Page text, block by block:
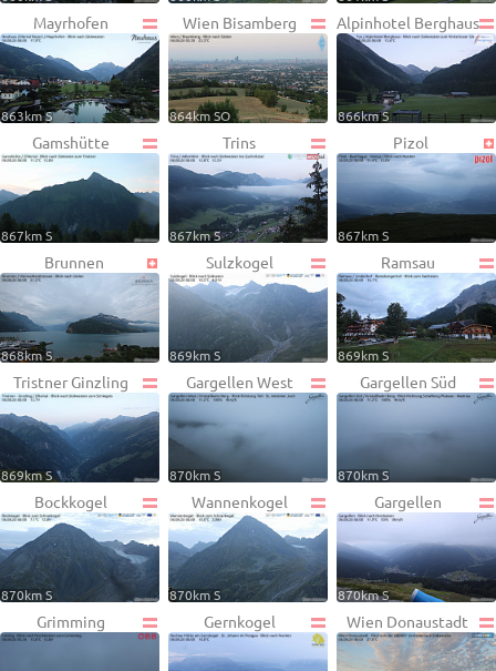
Mayrhofen
863km S
Wien Bisamberg
864km SO
Alpinhotel Berghaus
866km S
Gamshütte
867km S
Trins
867km S
Pizol
867km S
Brunnen
868km S
Sulzkogel
869km S
Ramsau
869km S
Tristner Ginzling
869km S
Gargellen West
870km S
Gargellen Süd
870km S
Bockkogel
870km S
Wannenkogel
870km S
Gargellen
870km S
Grimming Gernkogel Wien Donaustadt